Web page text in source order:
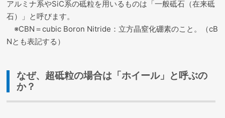
アルミナ系やSiC系の砥粒を用いるものは「一般砥石（在来砥
石）」と呼びます。
※CBN＝cubic Boron Nitride：立方晶窒化硼素のこと。（cB
Nとも表記する）
なぜ、超砥粒の場合は「ホイール」と呼ぶの
か？